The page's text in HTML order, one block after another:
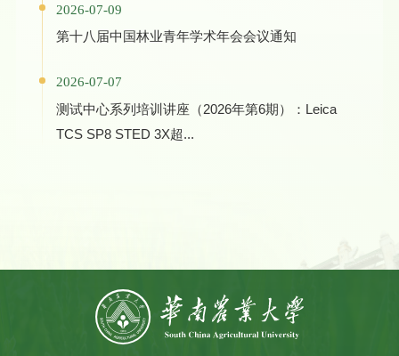
2026-07-09
第十八届中国林业青年学术年会会议通知
2026-07-07
测试中心系列培训讲座（2026年第6期）：Leica
TCS SP8 STED 3X超...